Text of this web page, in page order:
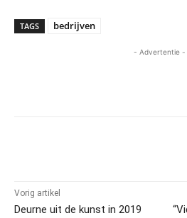
TAGS bedrijven
- Advertentie -
Vorig artikel
Deurne uit de kunst in 2019